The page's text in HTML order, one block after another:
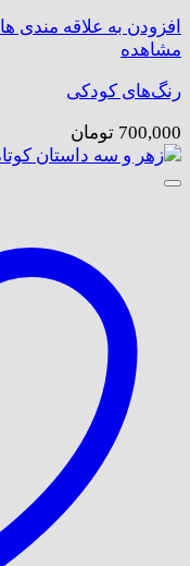
افزودن به علاقه مندی ها
مشاهده
رنگ‌های کودکی
700,000 تومان